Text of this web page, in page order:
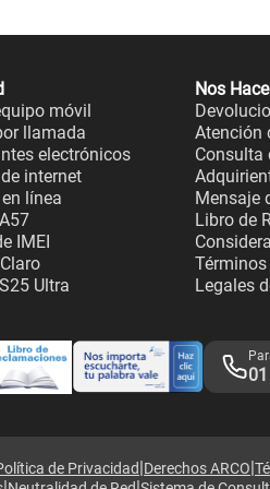
móvil
llamada
electrónicos
internet
línea
IMEI
Ultra
Nos
Atención
Consulta
Mensaje
Libro de
Legales
de Privacidad|Derechos ARCO|